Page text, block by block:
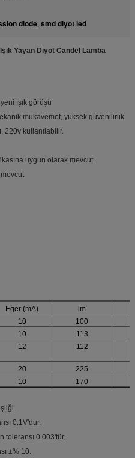
diode, smd diyot led
Yayan Diyot Candel Lamba
ışık görüşü
mukavemet, yüksek güvenilirlik
220v kullanılabilir.
uygun olarak mevcut
Eğer (mA) lm
10
100
10
113
12 112
20
225
10
170
0.1V'dur.
toleransı 0.003'tür.
±% 10.